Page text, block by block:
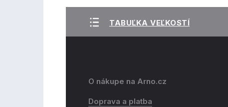
TABUĽKA VEĽKOSTÍ
O nákupe na Arno.cz
Doprava a platba